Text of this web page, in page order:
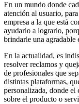
En un mundo donde
atención al usuario,
empresa a la que está
ayudarlo a lograrlo,
brindarle una agradable
En la actualidad, es
resolver reclamos y
de profesionales que
distintas plataformas,
personalizada, donde el
sobre el producto o